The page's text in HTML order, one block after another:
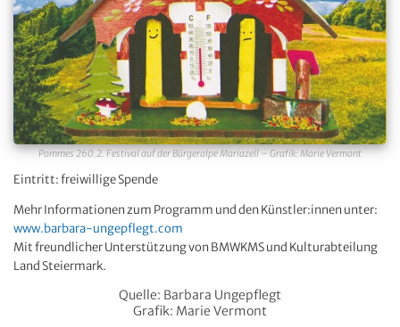
Pommes 260.2. Festival auf der Bürgeralpe Mariazell – Grafik: Marie Vermont
Eintritt: freiwillige Spende
Mehr Informationen zum Programm und den Künstler:innen unter:
www.barbara-ungepflegt.com
Mit freundlicher Unterstützung von BMWKMS und Kulturabteilung
Land Steiermark.
Quelle: Barbara Ungepflegt
Grafik: Marie Vermont